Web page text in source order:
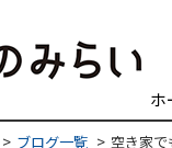
ホ
ブログ一覧 空き家